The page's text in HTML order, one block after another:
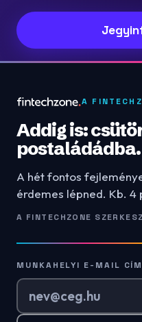
A
Addig is:
postaládádba.
A hét fontos
érdemes lépned. Kb. 4
A FINTECHZONE
MUNKAHELYI E-MAIL CÍM